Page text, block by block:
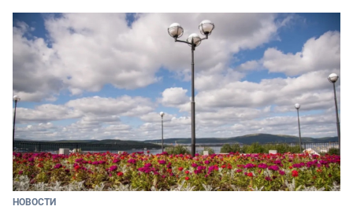
НОВОСТИ